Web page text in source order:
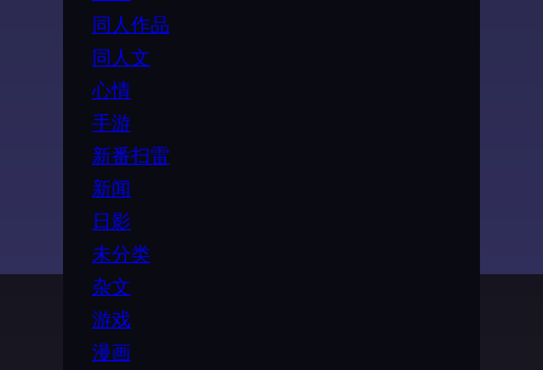
同人作品
同人文
心情
手游
新番扫雷
新闻
日影
未分类
杂文
游戏
漫画